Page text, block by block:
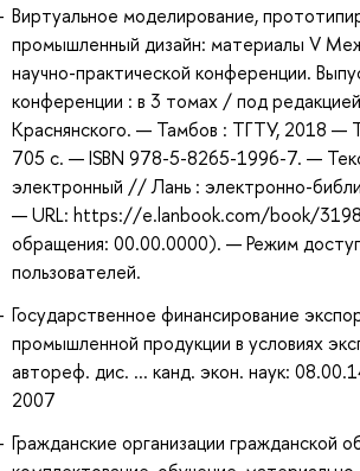
Виртуальное моделирование,
промышленный дизайн: материалы V
научно-практической конференции.
конференции : в 3 томах / под
Краснянского. — Тамбов : ТГТУ, 2018
705 с. — ISBN 978-5-8265-1996-7. —
электронный // Лань : электронно-
— URL: https://e.lanbook.com/book/
обращения: 00.00.0000). — Режим
пользователей.
Государственное финансирование
промышленной продукции в условиях
автореф. дис. ... канд. экон. наук:
2007
Гражданские организации гражданской